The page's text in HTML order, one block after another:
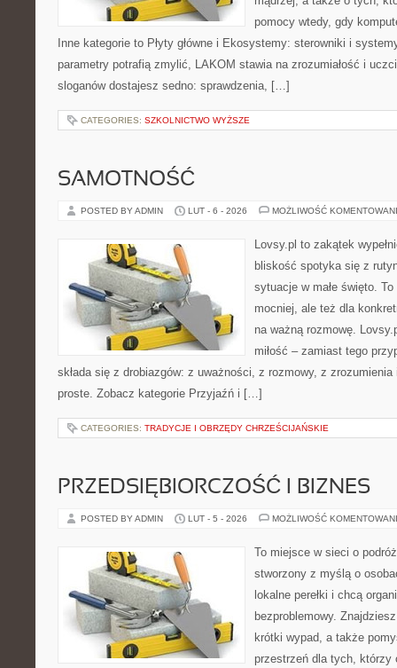
pomocy wtedy, gdy
Inne kategorie to Płyty główne i Ekosystemy: sterowniki i
parametry potrafią zmylić, LAKOM stawia na zrozumiałość i
sloganów dostajesz sedno: sprawdzenia, […]
CATEGORIES: SZKOLNICTWO WYŻSZE
SAMOTNOŚĆ
POSTED BY ADMIN LUT - 6 - 2026 MOŻLIWOŚĆ
Lovsy.pl to zakątek
bliskość spotyka się z
sytuacje w małe święto.
mocniej, ale też dla
na ważną rozmowę.
miłość – zamiast tego
składa się z drobiazgów: z uważności, z rozmowy, z
proste. Zobacz kategorie Przyjaźń i […]
CATEGORIES: TRADYCJE I OBRZĘDY CHRZEŚCIJAŃSKIE
PRZEDSIĘBIORCZOŚĆ I BIZNES
POSTED BY ADMIN LUT - 5 - 2026 MOŻLIWOŚĆ
To miejsce w sieci o
stworzony z myślą o
lokalne perełki i chcą
bezproblemowy.
krótki wypad, a także
przestrzeń dla tych, którzy